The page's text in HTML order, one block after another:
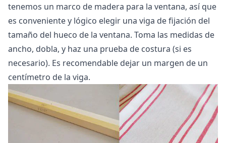
tenemos un marco de madera para la ventana, así que
es conveniente y lógico elegir una viga de fijación del
tamaño del hueco de la ventana. Toma las medidas de
ancho, dobla, y haz una prueba de costura (si es
necesario). Es recomendable dejar un margen de un
centímetro de la viga.